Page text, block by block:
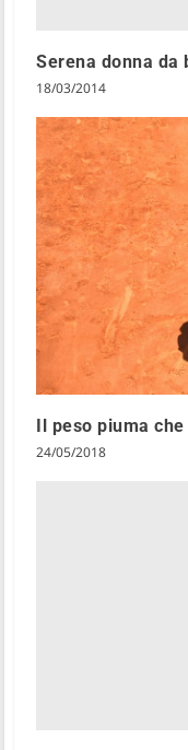
Serena donna da
18/03/2014
Il peso piuma
24/05/2018